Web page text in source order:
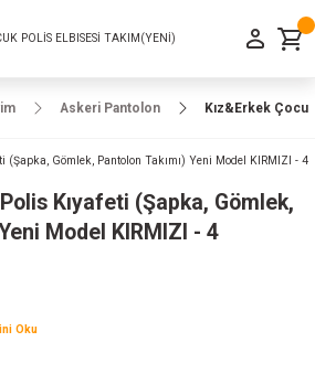
Askeri Pantolon Kız&Erkek
Kıyafeti (Şapka, Gömlek,
Model KIRMIZI - 4
Oku